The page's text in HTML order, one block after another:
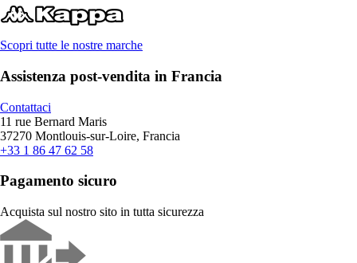
Scopri tutte le nostre marche
Assistenza post-vendita in Francia
Contattaci
11 rue Bernard Maris
37270 Montlouis-sur-Loire, Francia
+33 1 86 47 62 58
Pagamento sicuro
Acquista sul nostro sito in tutta sicurezza